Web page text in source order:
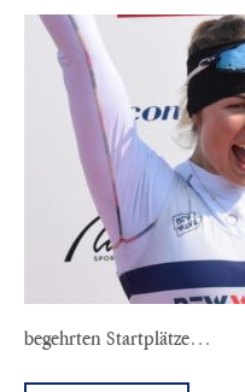
begehrten Startplätze…